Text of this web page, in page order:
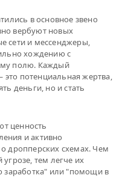
в основное звено
вербуют новых
сети и мессенджеры,
хождению с
полю. Каждый
потенциальная жертва,
деньги, но и стать
ценность
и активно
дропперских схемах. Чем
тем легче их
заработка" или "помощи в